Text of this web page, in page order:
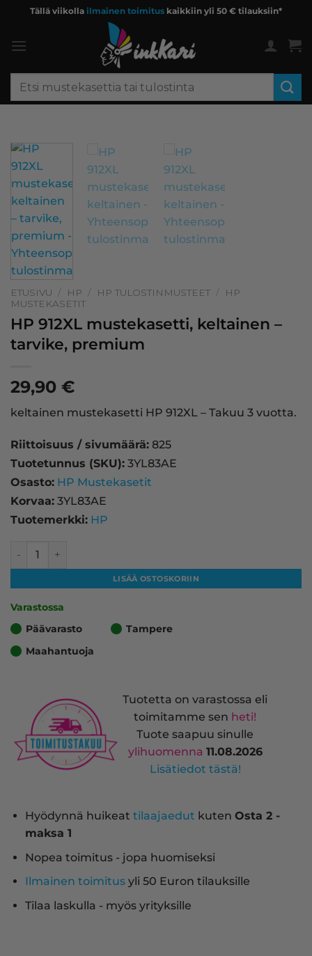
content
Tällä viikolla ilmainen toimitus kaikkiin yli 50 € tilauksiin*
Etsi:
ETUSIVU / HP / HP TULOSTINMUSTEET /
HP
MUSTEKASETIT
HP 912XL mustekasetti, keltainen –
tarvike, premium
29,90 €
keltainen mustekasetti HP 912XL – Takuu 3 vuotta.
Riittoisuus / sivumäärä: 825
Tuotetunnus (SKU): 3YL83AE
Osasto: HP Mustekasetit
Korvaa: 3YL83AE
Tuotemerkki: HP
HP 912XL mustekasetti, keltainen – tarvike, premium
LISÄÄ OSTOSKORIIN
Varastossa
Päävarasto
Tampere
Maahantuoja
Tuotetta on varastossa eli
toimitamme sen heti!
Tuote saapuu sinulle
ylihuomenna 11.08.2026
Lisätiedot tästä!
Hyödynnä huikeat tilaajaedut kuten Osta 2 -
maksa 1
Nopea toimitus - jopa huomiseksi
Ilmainen toimitusyli 50 Euron tilauksille
Tilaa laskulla - myös yrityksille